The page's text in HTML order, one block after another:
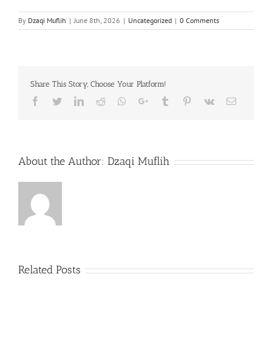
By Dzaqi Muflih | June 8th, 2026 | Uncategorized | 0 Comments
Share This Story, Choose Your Platform!
Facebook
TwitterLinkedIn
Reddit Whatsapp
Google+Tumblr Pinterest
Vk Email
About the Author: Dzaqi Muflih
Related Posts